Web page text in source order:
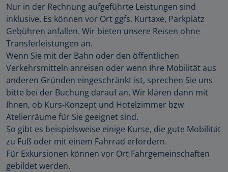
Nur in der Rechnung aufgeführte Leistungen sind
inklusive. Es können vor Ort ggfs. Kurtaxe, Parkplatz
Gebühren anfallen. Wir bieten unsere Reisen ohne
Transferleistungen an.
Wenn Sie mit der Bahn oder den öffentlichen
Verkehrsmitteln anreisen oder wenn Ihre Mobilität aus
anderen Gründen eingeschränkt ist, sprechen Sie uns
bitte bei der Buchung darauf an. Wir klären dann mit
Ihnen, ob Kurs-Konzept und Hotelzimmer bzw
Atelierräume für Sie geeignet sind.
So gibt es beispielsweise einige Kurse, die gute Mobilität
zu Fuß oder mit einem Fahrrad erfordern.
Für Exkursionen können vor Ort Fahrgemeinschaften
gebildet werden.